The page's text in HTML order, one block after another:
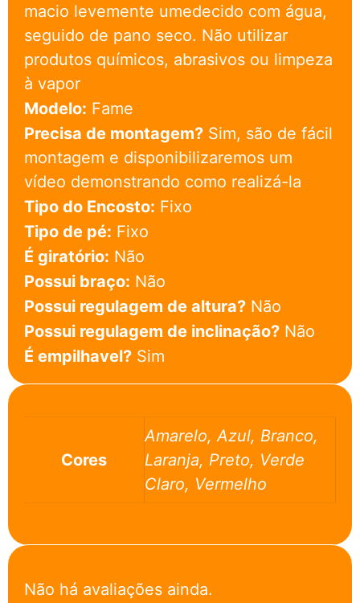
macio levemente umedecido com água,
seguido de pano seco. Não utilizar
produtos químicos, abrasivos ou limpeza
à vapor
Modelo: Fame
Precisa de montagem? Sim, são de fácil
montagem e disponibilizaremos um
vídeo demonstrando como realizá-la
Tipo do Encosto: Fixo
Tipo de pé: Fixo
É giratório: Não
Possui braço: Não
Possui regulagem de altura? Não
Possui regulagem de inclinação? Não
É empilhavel? Sim
Cores
Amarelo, Azul, Branco,
Laranja, Preto, Verde
Claro, Vermelho
Não há avaliações ainda.